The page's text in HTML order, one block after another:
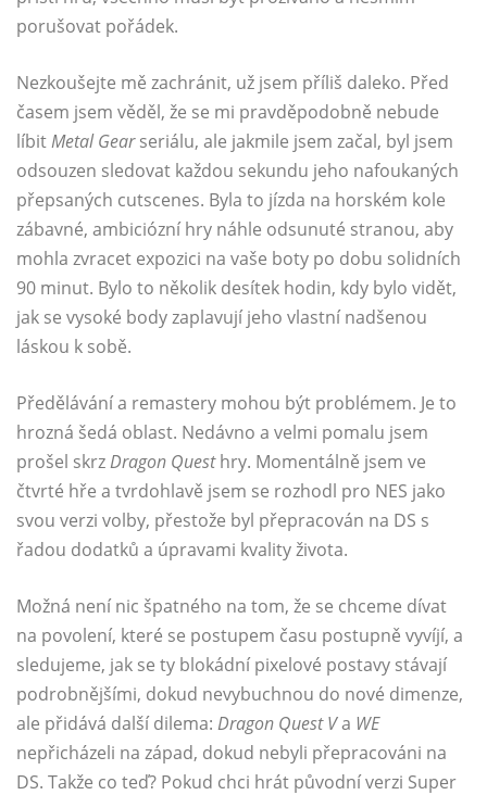
porušovat pořádek.
Nezkoušejte mě zachránit, už jsem příliš daleko. Před
časem jsem věděl, že se mi pravděpodobně nebude
líbitMetal Gearseriálu, ale jakmile jsem začal, byl jsem
odsouzen sledovat každou sekundu jeho nafoukaných
přepsaných cutscenes. Byla to jízda na horském kole
zábavné, ambiciózní hry náhle odsunuté stranou, aby
mohla zvracet expozici na vaše boty po dobu solidních
90 minut. Bylo to několik desítek hodin, kdy bylo vidět,
jak se vysoké body zaplavují jeho vlastní nadšenou
láskou k sobě.
Předělávání a remastery mohou být problémem. Je to
hrozná šedá oblast. Nedávno a velmi pomalu jsem
prošel skrzDragon Questhry. Momentálně jsem ve
čtvrté hře a tvrdohlavě jsem se rozhodl pro NES jako
svou verzi volby, přestože byl přepracován na DS s
řadou dodatků a úpravami kvality života.
Možná není nic špatného na tom, že se chceme dívat
na povolení, které se postupem času postupně vyvíjí, a
sledujeme, jak se ty blokádní pixelové postavy stávají
podrobnějšími, dokud nevybuchnou do nové dimenze,
ale přidává další dilema: Dragon Quest Va WE
nepřicházeli na západ, dokud nebyli přepracováni na
DS. Takže co teď? Pokud chci hrát původní verzi Super